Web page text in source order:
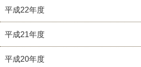
平成22年度
平成21年度
平成20年度